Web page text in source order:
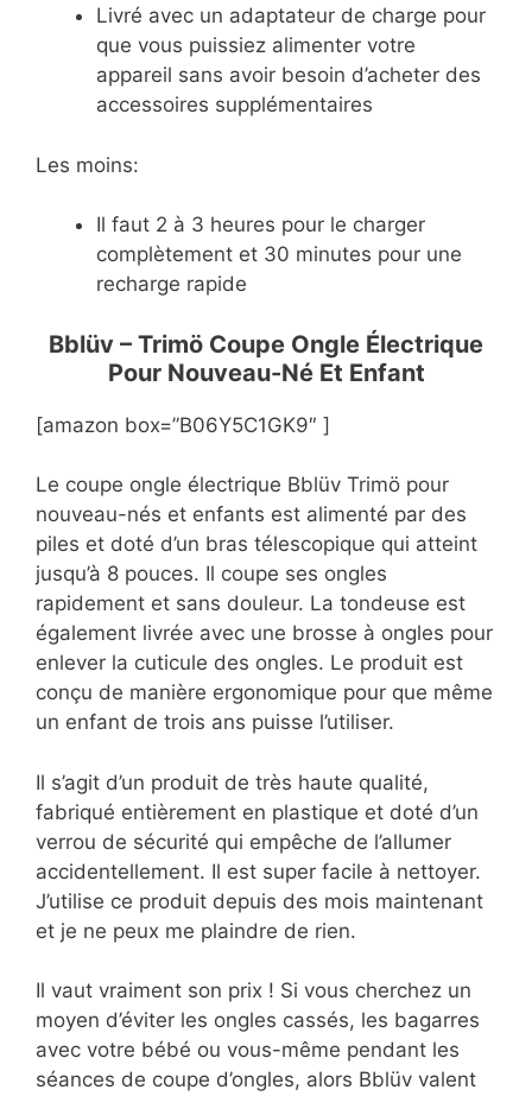
Livré avec un adaptateur de charge pour
que vous puissiez alimenter votre
appareil sans avoir besoin d’acheter des
accessoires supplémentaires
Les moins:
Il faut 2 à 3 heures pour le charger
complètement et 30 minutes pour une
recharge rapide
Bblüv – Trimö Coupe Ongle Électrique
Pour Nouveau-Né Et Enfant
[amazon box=”B06Y5C1GK9″ ]
Le coupe ongle électrique Bblüv Trimö pour
nouveau-nés et enfants est alimenté par des
piles et doté d’un bras télescopique qui atteint
jusqu’à 8 pouces. Il coupe ses ongles
rapidement et sans douleur. La tondeuse est
également livrée avec une brosse à ongles pour
enlever la cuticule des ongles. Le produit est
conçu de manière ergonomique pour que même
un enfant de trois ans puisse l’utiliser.
Il s’agit d’un produit de très haute qualité,
fabriqué entièrement en plastique et doté d’un
verrou de sécurité qui empêche de l’allumer
accidentellement. Il est super facile à nettoyer.
J’utilise ce produit depuis des mois maintenant
et je ne peux me plaindre de rien.
Il vaut vraiment son prix ! Si vous cherchez un
moyen d’éviter les ongles cassés, les bagarres
avec votre bébé ou vous-même pendant les
séances de coupe d’ongles, alors Bblüv valent